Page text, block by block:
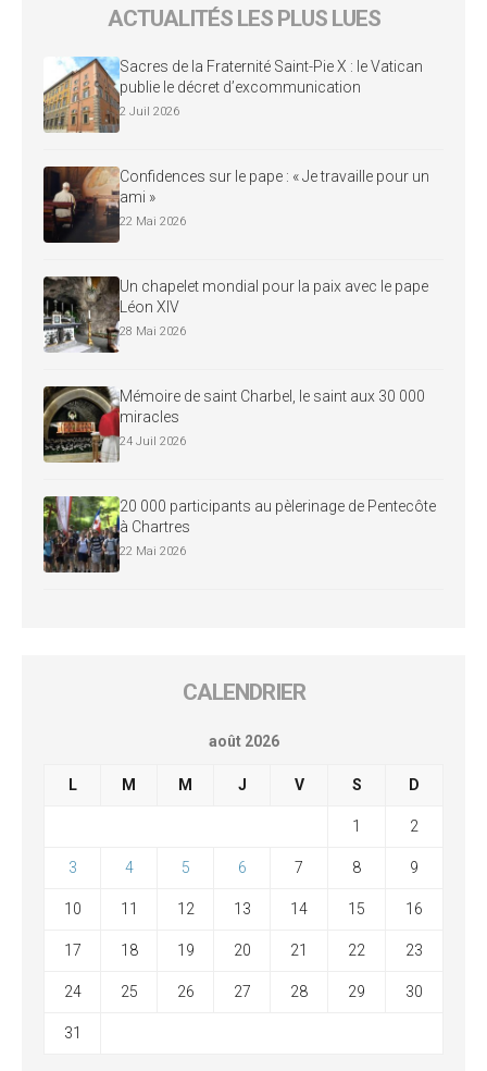
ACTUALITÉS LES PLUS LUES
Sacres de la Fraternité Saint-Pie X : le Vatican
publie le décret d’excommunication
2 Juil 2026
Confidences sur le pape : « Je travaille pour un
ami »
22 Mai 2026
Un chapelet mondial pour la paix avec le pape
Léon XIV
28 Mai 2026
Mémoire de saint Charbel, le saint aux 30 000
miracles
24 Juil 2026
20 000 participants au pèlerinage de Pentecôte
à Chartres
22 Mai 2026
CALENDRIER
août 2026
L M M J V S D
1 2
3 4 5 6 7 8 9
10 11 12 13 14 15 16
17 18 19 20 21 22 23
24 25 26 27 28 29 30
31